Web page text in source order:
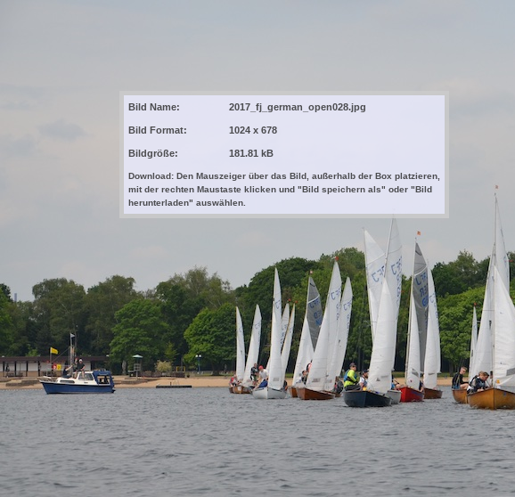
Bild Name: 2017_fj_german_open028.jpg
Bild Format: 1024 x 678
Bildgröße: 181.81 kB
Download: Den Mauszeiger über das Bild, außerhalb der Box platzieren,
mit der rechten Maustaste klicken und "Bild speichern als" oder "Bild
herunterladen" auswählen.